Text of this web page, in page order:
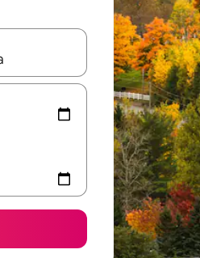
ih pregledati koristeći se